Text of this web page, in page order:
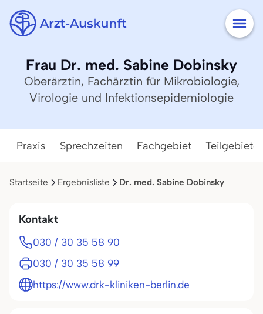
Frau Dr. med. Sabine Dobinsky
Oberärztin, Fachärztin für Mikrobiologie,
Virologie und Infektionsepidemiologie
Praxis Sprechzeiten Fachgebiet Teilgebiete
Startseite Ergebnisliste Dr. med. Sabine Dobinsky
Kontakt
030 / 30 35 58 90
030 / 30 35 58 99
https://www.drk-kliniken-berlin.de